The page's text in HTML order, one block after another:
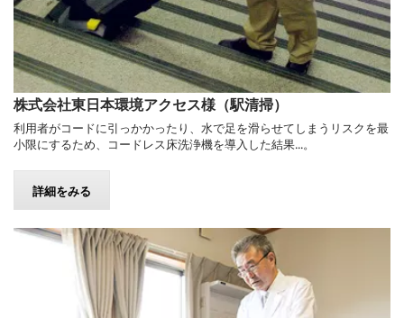
株式会社東日本環境アクセス様（駅清掃）
利用者がコードに引っかかったり、水で足を滑らせてしまうリスクを最
小限にするため、コードレス床洗浄機を導入した結果...。
詳細をみる